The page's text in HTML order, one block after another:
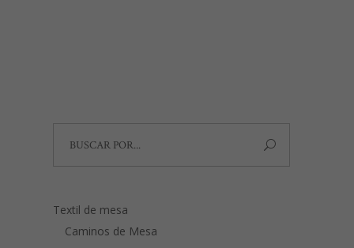
Textil de mesa
Caminos de Mesa